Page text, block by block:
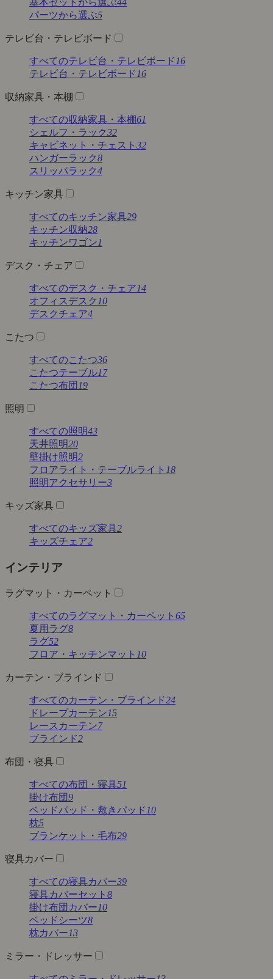
基本セットから選ぶ44
パーツから選ぶ5
テレビ台・テレビボード
すべてのテレビ台・テレビボード 16
テレビ台・テレビボード 16
収納家具・本棚
すべての収納家具・本棚61
シェルフ・ラック32
キャビネット・チェスト 32
ハンガーラック8
スリッパラック4
キッチン家具
すべてのキッチン家具29
キッチン収納28
キッチンワゴン1
デスク・チェア
すべてのデスク・チェア14
オフィスデスク 10
デスクチェア4
こたつ
すべてのこたつ36
こたつテーブル17
こたつ布団 19
照明
すべての照明43
天井照明20
壁掛け照明2
フロアライト・テーブルライト 18
照明アクセサリー3
キッズ家具
すべてのキッズ家具2
キッズチェア2
インテリア
ラグマット・カーペット
すべてのラグマット・カーペット 65
夏用ラグ8
ラグ52
フロア・キッチンマット 10
カーテン・ブラインド
すべてのカーテン・ブラインド24
ドレープカーテン15
レースカーテン7
ブラインド2
布団・寝具
すべての布団・寝具51
掛け布団9
ベッドパッド・敷きパッド10
枕5
ブランケット・毛布29
寝具カバー
すべての寝具カバー39
寝具カバーセット 8
掛け布団カバー10
ベッドシーツ8
枕カバー13
ミラー・ドレッサー